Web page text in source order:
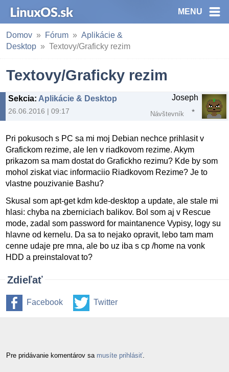
MENU
Domov Fórum
Aplikácie &
Desktop
Textovy/Graficky rezim
Textovy/Graficky rezim
Sekcia: Aplikácie & Desktop
26.06.2016 | 09:17
Joseph
Návštevník
Pri pokusoch s PC sa mi moj Debian nechce prihlasit v
Grafickom rezime, ale len v riadkovom rezime. Akym
prikazom sa mam dostat do Grafickho rezimu? Kde by som
mohol ziskat viac informaciio Riadkovom Rezime? Je to
vlastne pouzivanie Bashu?
Skusal som apt-get kdm kde-desktop a update, ale stale mi
hlasi: chyba na zberniciach balikov. Bol som aj v Rescue
mode, zadal som password for maintanence Vypisy, logy su
hlavne od kernelu. Da sa to nejako opravit, lebo tam mam
cenne udaje pre mna, ale bo uz iba s cp /home na vonk
HDD a preinstalovat to?
Zdieľať
Facebook Twitter
Pre pridávanie komentárov sa musíte prihlásiť